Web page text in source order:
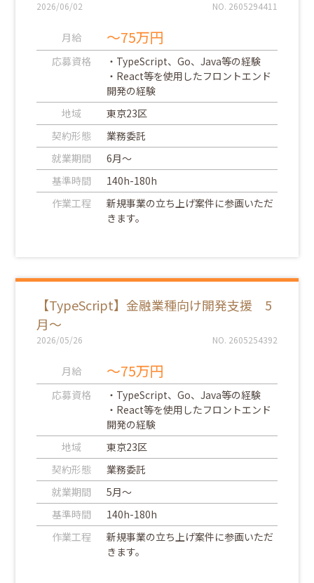
2026/06/02 NO. 2605294411
月給 ～75万円
応募資格
・TypeScript、Go、Java等の経験
・React等を使用したフロントエンド
開発の経験
地域
東京23区
契約形態
業務委託
就業期間
6月～
基準時間
140h-180h
作業工程
新規事業の立ち上げ案件に参画いただ
きます。
【TypeScript】金融業種向け開発支援 5
月～
2026/05/26 NO. 2605254392
月給 ～75万円
応募資格
・TypeScript、Go、Java等の経験
・React等を使用したフロントエンド
開発の経験
地域
東京23区
契約形態
業務委託
就業期間
5月～
基準時間
140h-180h
作業工程
新規事業の立ち上げ案件に参画いただ
きます。